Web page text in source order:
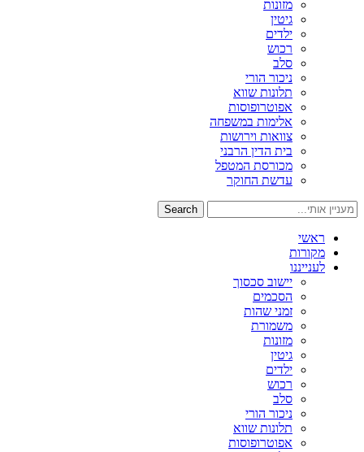
מזונות
גיטין
ילדים
רכוש
סלב
ניכור הורי
תלונות שווא
אפוטרופוסות
אלימות במשפחה
צוואות וירושות
בית הדין הרבני
מכורסת המטפל
עדשת החוקר
Search
ראשי
מקורות
לענייננו
יישוב סכסוך
הסכמים
זמני שהות
משמורת
מזונות
גיטין
ילדים
רכוש
סלב
ניכור הורי
תלונות שווא
אפוטרופוסות